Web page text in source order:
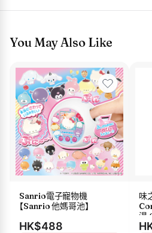
You May Also Like
Sanrio電子寵物機
【Sanrio 他媽哥池】
HK$488
味
湯